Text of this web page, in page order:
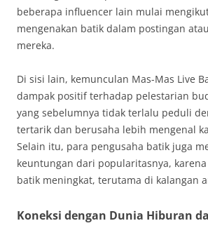
beberapa influencer lain mulai
mengenakan batik dalam postingan
mereka.
Di sisi lain, kemunculan Mas-Mas Live
dampak positif terhadap pelestarian
yang sebelumnya tidak terlalu peduli
tertarik dan berusaha lebih mengenal
Selain itu, para pengusaha batik juga
keuntungan dari popularitasnya,
batik meningkat, terutama di kalangan
Koneksi dengan Dunia Hiburan